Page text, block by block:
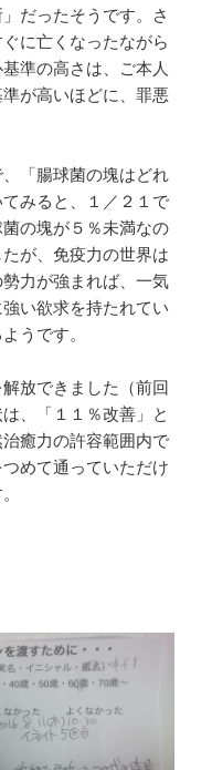
だったそうです。さ
に亡くなったながら
準の高さは、ご本人
が高いほどに、罪悪
「腸球菌の塊はどれ
みると、１／２１で
の塊が５％未満なの
が、免疫力の世界は
力が強まれば、一気
い欲求を持たれてい
うです。
放できました（前回
、「１１％改善」と
癒力の許容範囲内で
めて通っていただけ